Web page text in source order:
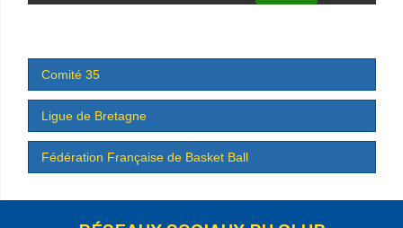
Comité 35
Ligue de Bretagne
Fédération Française de Basket Ball